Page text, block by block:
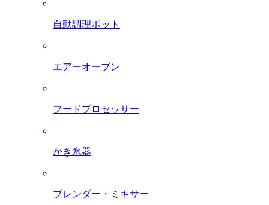
自動調理ポット
エアーオーブン
フードプロセッサー
かき氷器
ブレンダー・ミキサー